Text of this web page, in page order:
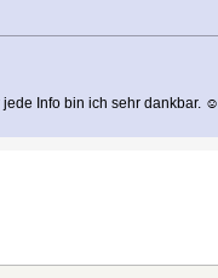
Info bin ich sehr dankbar. ☺️